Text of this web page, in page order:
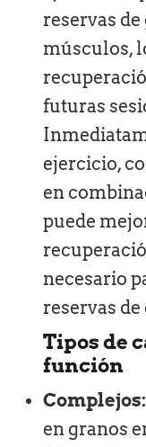
reservas
músculos,
futuras
ejercicio,
en
puede
necesario
reservas
Tipos de
función
Complejos:
en granos